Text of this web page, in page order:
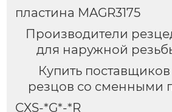
пластина MAGR3175
Производители
для наружной
Купить
резцов со сменными
CXS-*G*-*R